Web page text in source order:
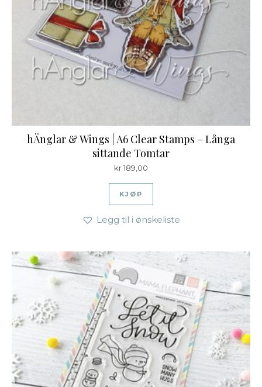
hÄnglar & Wings | A6 Clear Stamps – Långa
sittande Tomtar
kr189,00
KJØP
Legg til i ønskeliste